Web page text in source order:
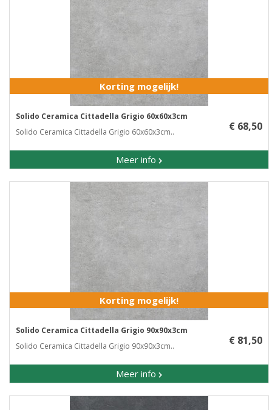
Korting mogelijk!
Solido Ceramica Cittadella Grigio 60x60x3cm
Solido Ceramica Cittadella Grigio 60x60x3cm..
Meer info
€ 68,50
Korting mogelijk!
Solido Ceramica Cittadella Grigio 90x90x3cm
Solido Ceramica Cittadella Grigio 90x90x3cm..
Meer info
€ 81,50